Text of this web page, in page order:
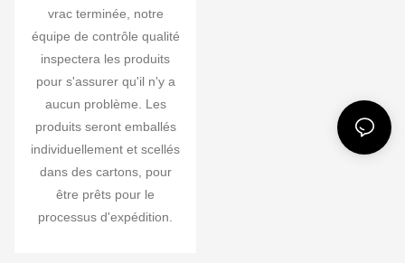
vrac terminée, notre
équipe de contrôle qualité
inspectera les produits
pour s'assurer qu'il n'y a
aucun problème. Les
produits seront emballés
individuellement et scellés
dans des cartons, pour
être prêts pour le
processus d'expédition.